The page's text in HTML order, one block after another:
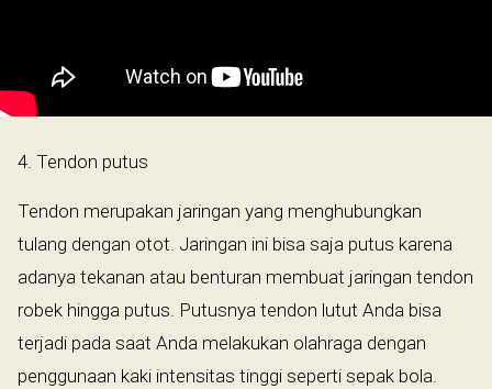
4. Tendon putus
Tendon merupakan jaringan yang menghubungkan
tulang dengan otot. Jaringan ini bisa saja putus karena
adanya tekanan atau benturan membuat jaringan tendon
robek hingga putus. Putusnya tendon lutut Anda bisa
terjadi pada saat Anda melakukan olahraga dengan
penggunaan kaki intensitas tinggi seperti sepak bola.